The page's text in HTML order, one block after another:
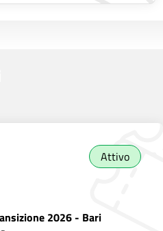
Attivo
2026 - Bari